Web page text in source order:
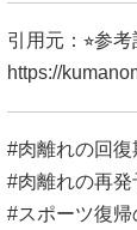
引用元：⭐︎参
https://
#肉離れの回復
#肉離れの再発
#スポーツ復帰